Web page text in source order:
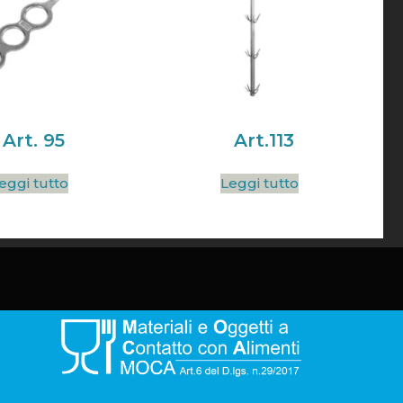
Art. 95
tutto
Art.113
Leggi tutto